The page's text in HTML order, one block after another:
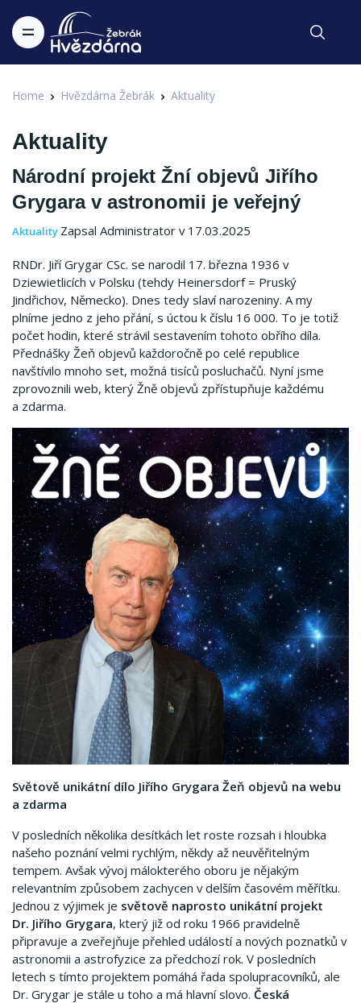
Home Hvězdárna Žebrák Aktuality
Aktuality
Národní projekt Žní objevů Jiřího
Grygara v astronomii je veřejný
Aktuality Zapsal Administrator v 17.03.2025
RNDr. Jiří Grygar CSc. se narodil 17. března 1936 v
Dziewietlicích v Polsku (tehdy Heinersdorf = Pruský
Jindřichov, Německo). Dnes tedy slaví narozeniny. A my
plníme jedno z jeho přání, s úctou k číslu 16 000. To je totiž
počet hodin, které strávil sestavením tohoto obřího díla.
Přednášky Žeň objevů každoročně po celé republice
navštívilo mnoho set, možná tisíců posluchačů. Nyní jsme
zprovoznili web, který Žně objevů zpřístupňuje každému
a zdarma.
Světově unikátní dílo Jiřího Grygara Žeň objevů na webu
a zdarma
V posledních několika desítkách let roste rozsah i hloubka
našeho poznání velmi rychlým, někdy až neuvěřitelným
tempem. Avšak vývoj málokterého oboru je nějakým
relevantním způsobem zachycen v delším časovém měřítku.
Jednou z výjimek je světově naprosto unikátní projekt
Dr. Jiřího Grygara, který již od roku 1966 pravidelně
připravuje a zveřejňuje přehled událostí a nových poznatků v
astronomii a astrofyzice za předchozí rok. V posledních
letech s tímto projektem pomáhá řada spolupracovníků, ale
Dr. Grygar je stále u toho a má hlavní slovo. Česká